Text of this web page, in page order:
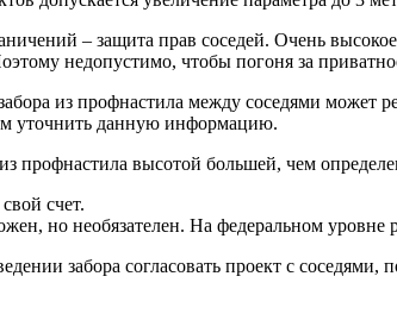
– защита прав соседей. Очень
недопустимо, чтобы погоня за
из профнастила между соседями может
уточнить данную информацию.
из профнастила высотой большей, чем
счет.
но необязателен. На федеральном уровне
забора согласовать проект с